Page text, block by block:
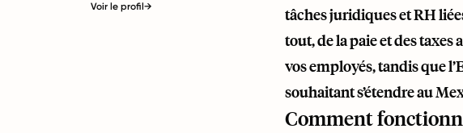
Voir le profil→
tâches juridiques et RH
tout, de la paie et des
vos employés, tandis que
souhaitant s’étendre au
Comment